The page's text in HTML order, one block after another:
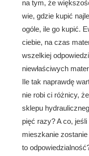
na tym, że
wie, gdzie kupić
ogóle, ile go kupić.
ciebie, na czas
wszelkiej
niewłaściwych
Ile tak naprawdę
nie robi ci różnicy,
sklepu
pięć razy? A co,
mieszkanie
to